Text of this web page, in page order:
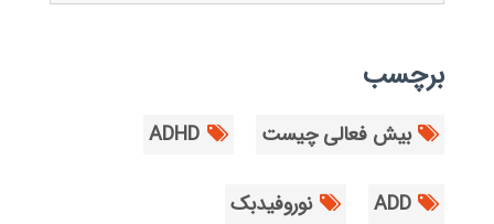
برچسب
بیش فعالی چیست ADHD
ADD نوروفیدبک